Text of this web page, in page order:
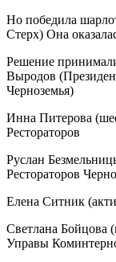
Но победила
Стерх) Она
Решение
Выродов
Черноземья)
Инна Питерова
Рестораторов
Руслан
Рестораторов
Елена Ситник
Светлана Бойцова
Управы